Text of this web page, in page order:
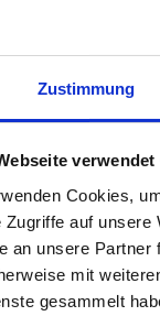
Zustimmung
Cookies,
Zugriffe auf
an unsere Partner
mit
gesammelt
Descender